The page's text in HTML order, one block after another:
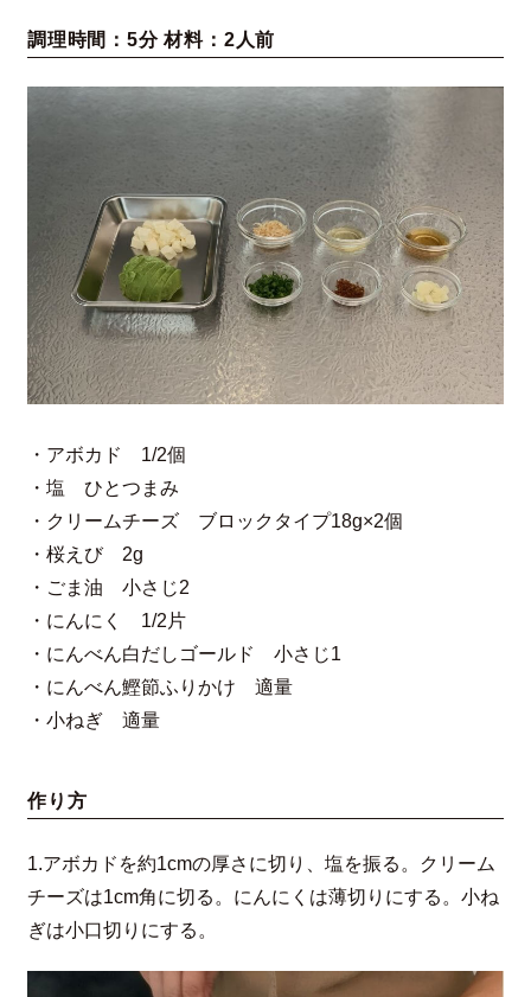
調理時間：5分 材料：2人前
・アボカド 1/2個
・塩 ひとつまみ
・クリームチーズ ブロックタイプ18g×2個
・桜えび 2g
・ごま油 小さじ2
・にんにく 1/2片
・にんべん白だしゴールド 小さじ1
・にんべん鰹節ふりかけ 適量
・小ねぎ 適量
作り方
1.アボカドを約1cmの厚さに切り、塩を振る。クリーム
チーズは1cm角に切る。にんにくは薄切りにする。小ね
ぎは小口切りにする。